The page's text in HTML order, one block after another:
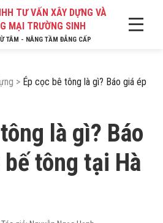
TƯ VẤN XÂY DỰNG VÀ
MẠI TRƯỜNG SINH
TÂM - NÂNG TẦM ĐẲNG CẤP
> Ép cọc bê tông là gì? Báo giá ép
là gì? Báo
tông tại Hà